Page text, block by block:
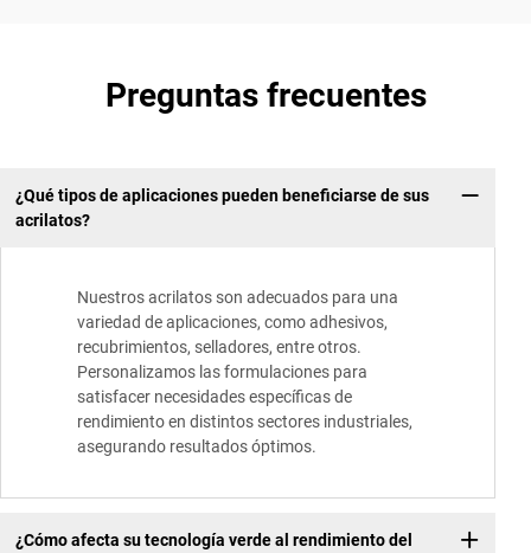
Preguntas frecuentes
¿Qué tipos de aplicaciones pueden beneficiarse de sus
acrilatos?
Nuestros acrilatos son adecuados para una
variedad de aplicaciones, como adhesivos,
recubrimientos, selladores, entre otros.
Personalizamos las formulaciones para
satisfacer necesidades específicas de
rendimiento en distintos sectores industriales,
asegurando resultados óptimos.
¿Cómo afecta su tecnología verde al rendimiento del